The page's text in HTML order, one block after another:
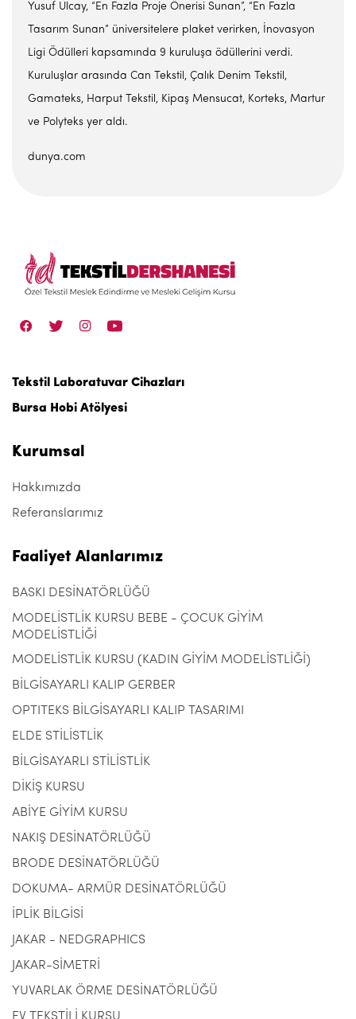
Yusuf Ulcay, “En Fazla Proje Önerisi Sunan”, “En Fazla
Tasarım Sunan” üniversitelere plaket verirken, İnovasyon
Ligi Ödülleri kapsamında 9 kuruluşa ödüllerini verdi.
Kuruluşlar arasında Can Tekstil, Çalık Denim Tekstil,
Gamateks, Harput Tekstil, Kipaş Mensucat, Korteks, Martur
ve Polyteks yer aldı.
dunya.com
Tekstil Laboratuvar Cihazları
Bursa Hobi Atölyesi
Kurumsal
Hakkımızda
Referanslarımız
Faaliyet Alanlarımız
BASKI DESİNATÖRLÜĞÜ
MODELİSTLİK KURSU BEBE - ÇOCUK GİYİM
MODELİSTLİĞİ
MODELİSTLİK KURSU (KADIN GİYİM MODELİSTLİĞİ)
BİLGİSAYARLI KALIP GERBER
OPTITEKS BİLGİSAYARLI KALIP TASARIMI
ELDE STİLİSTLİK
BİLGİSAYARLI STİLİSTLİK
DİKİŞ KURSU
ABİYE GİYİM KURSU
NAKIŞ DESİNATÖRLÜĞÜ
BRODE DESİNATÖRLÜĞÜ
DOKUMA- ARMÜR DESİNATÖRLÜĞÜ
İPLİK BİLGİSİ
JAKAR - NEDGRAPHICS
JAKAR-SİMETRİ
YUVARLAK ÖRME DESİNATÖRLÜĞÜ